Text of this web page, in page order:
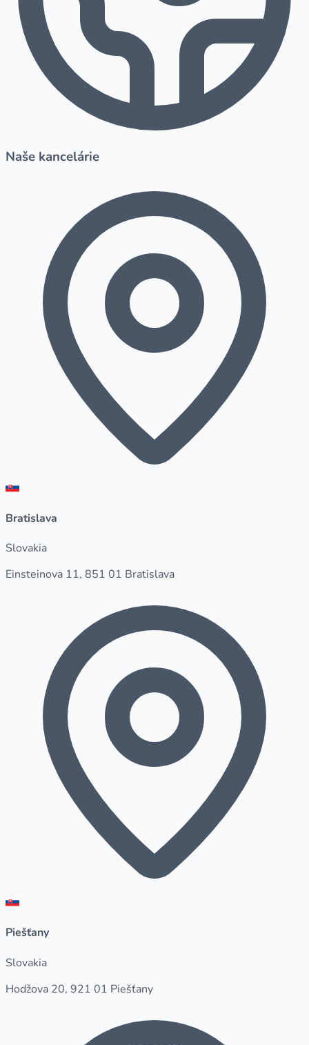
Naše kancelárie
Bratislava
Slovakia
Einsteinova 11, 851 01 Bratislava
Piešťany
Slovakia
Hodžova 20, 921 01 Piešťany